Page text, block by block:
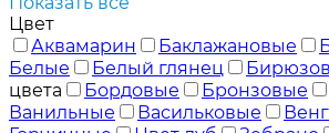
Цвет
Аквамарин
Баклажановые
Белые
Белый глянец
цвета
Бордовые Бронзовые
Ванильные
Васильковые